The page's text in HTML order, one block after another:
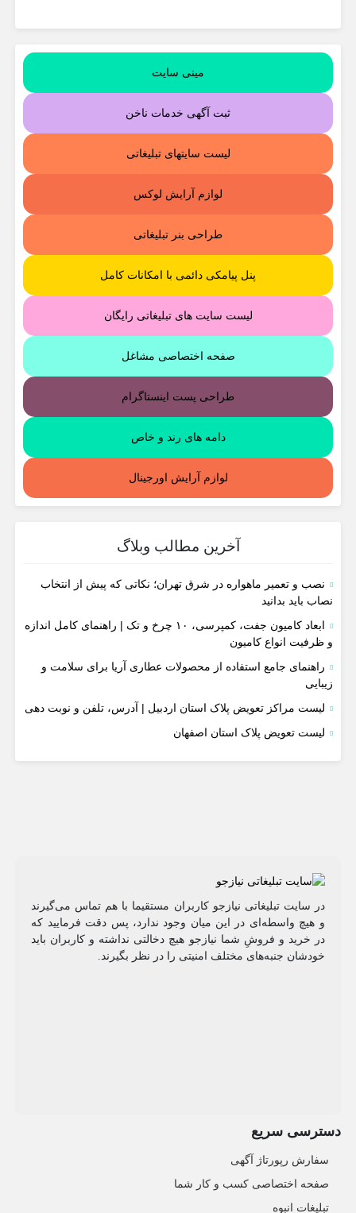
مینی سایت
ثبت آگهی خدمات ناخن
لیست سایتهای تبلیغاتی
لوازم آرایش لوکس
طراحی بنر تبلیغاتی
پنل پیامکی دائمی با امکانات کامل
لیست سایت های تبلیغاتی رایگان
صفحه اختصاصی مشاغل
طراحی پست اینستاگرام
دامه های رند و خاص
لوازم آرایش اورجینال
آخرین مطالب وبلاگ
نصب و تعمیر ماهواره در شرق تهران؛ نکاتی که پیش از انتخاب
نصاب باید بدانید
ابعاد کامیون جفت، کمپرسی، ۱۰ چرخ و تک | راهنمای کامل اندازه
و ظرفیت انواع کامیون
راهنمای جامع استفاده از محصولات عطاری آریا برای سلامت و
زیبایی
لیست مراکز تعویض پلاک استان اردبیل | آدرس، تلفن و نوبت دهی
لیست تعویض پلاک استان اصفهان
در سایت تبلیغاتی نیازجو کاربران مستقیما با هم تماس می‌گیرند
و هیچ واسطه‌ای در این میان وجود ندارد، پس دقت فرمایید که
در خرید و فروشِ شما نیازجو هیچ دخالتی نداشته و کاربران باید
خودشان جنبه‌های مختلف امنیتی را در نظر بگیرند.
دسترسی سریع
سفارش رپورتاژ آگهی
صفحه اختصاصی کسب و کار شما
تبلیغات انبوه